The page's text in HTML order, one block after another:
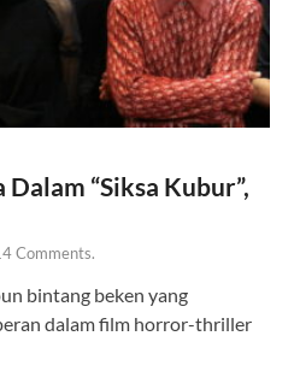
“Siksa Kubur”,
Comments.
bintang beken yang
dalam film horror-thriller